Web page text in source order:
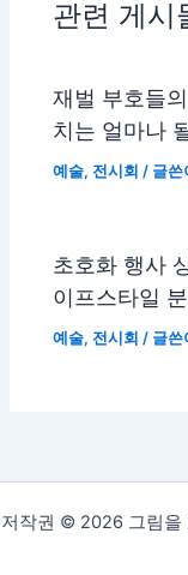
관련 게시
재벌 부호들
치는 얼마나
예술, 전시회 / 글
초호화 행사
이프스타일
예술, 전시회 / 글
저작권 © 2026 그림을